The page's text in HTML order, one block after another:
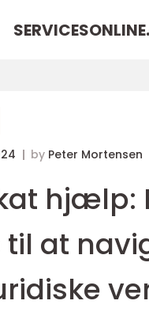
SERVICESONLINE.
by Peter Mortensen
hjælp:
at